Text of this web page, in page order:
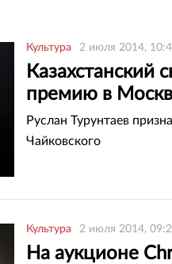
Культура 2 июля 2014,
Казахстанский
премию в
Руслан Турунтаев
Чайковского
Культура 2 июля 2014,
На аукционе